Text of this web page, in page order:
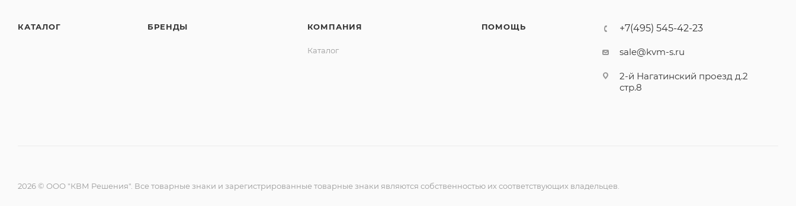
КАТАЛОГ БРЕНДЫ КОМПАНИЯ
Каталог
ПОМОЩЬ +7(495) 545-42-23
sale@kvm-s.ru
2-й Нагатинский проезд д.2
стр.8
2026 © ООО "КВМ Решения". Все товарные знаки и зарегистрированные товарные знаки являются собственностью их соответствующих владельцев.